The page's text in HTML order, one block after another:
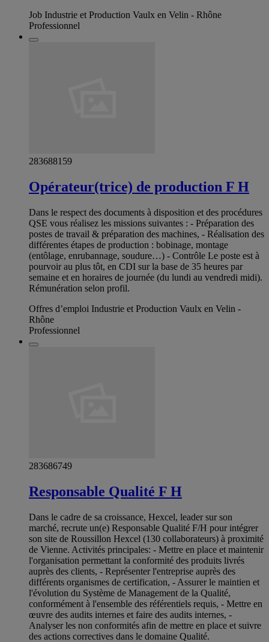
Job Industrie et Production Vaulx en Velin - Rhône
Professionnel
283688159
Opérateur(trice) de production F H
Dans le respect des documents à disposition et des procédures
QSE vous réalisez les missions suivantes : - Préparation des
postes de travail & préparation des machines, - Réalisation des
différentes étapes de production : bobinage, montage
(entôlage, enrubannage, soudure…) - Contrôle Le poste est à
pourvoir au plus tôt, en CDI sur la base de 35 heures par
semaine et en horaires de journée (du lundi au vendredi midi).
Rémunération selon profil.
Offres d’emploi Industrie et Production Vaulx en Velin -
Rhône
Professionnel
283686749
Responsable Qualité F H
Dans le cadre de sa croissance, Hexcel, leader sur son
marché, recrute un(e) Responsable Qualité F/H pour intégrer
son site de Roussillon Hexcel (130 collaborateurs) à proximité
de Vienne. Activités principales: - Mettre en place et maintenir
l'organisation permettant la conformité des produits livrés
auprès des clients, - Représenter l'entreprise auprès des
différents organismes de certification, - Assurer le maintien et
l'évolution du Système de Management de la Qualité,
conformément à l'ensemble des référentiels requis, - Mettre en
œuvre des audits internes et faire des audits internes, -
Analyser les non conformités afin de mettre en place et suivre
des actions correctives dans le domaine Qualité.